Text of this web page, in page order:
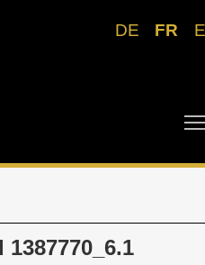
DE FR